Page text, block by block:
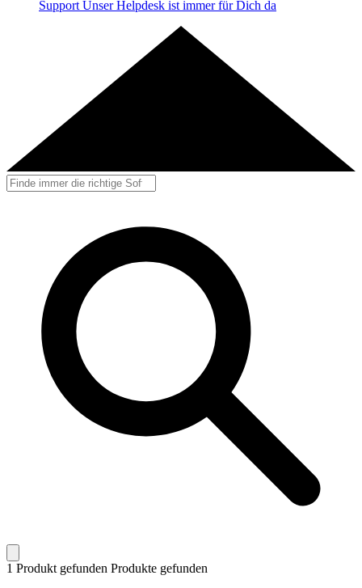
Support Unser Helpdesk ist immer für Dich da
1 Produkt gefunden Produkte gefunden